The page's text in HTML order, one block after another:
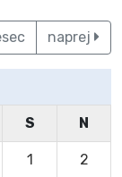
naprej
S N
1 2